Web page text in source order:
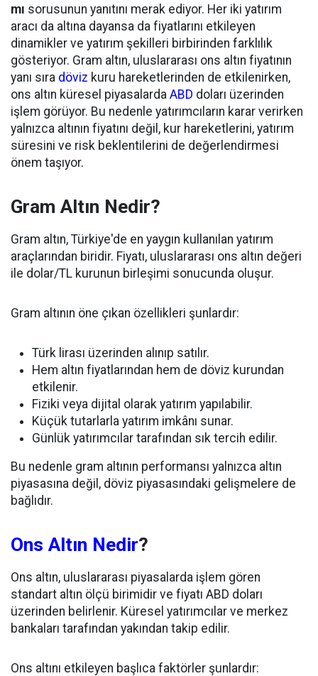
mı sorusunun yanıtını merak ediyor. Her iki yatırım
aracı da altına dayansa da fiyatlarını etkileyen
dinamikler ve yatırım şekilleri birbirinden farklılık
gösteriyor. Gram altın, uluslararası ons altın fiyatının
yanı sıra döviz kuru hareketlerinden de etkilenirken,
ons altın küresel piyasalarda ABD doları üzerinden
işlem görüyor. Bu nedenle yatırımcıların karar verirken
yalnızca altının fiyatını değil, kur hareketlerini, yatırım
süresini ve risk beklentilerini de değerlendirmesi
önem taşıyor.
Gram Altın Nedir?
Gram altın, Türkiye'de en yaygın kullanılan yatırım
araçlarından biridir. Fiyatı, uluslararası ons altın değeri
ile dolar/TL kurunun birleşimi sonucunda oluşur.
Gram altının öne çıkan özellikleri şunlardır:
Türk lirası üzerinden alınıp satılır.
Hem altın fiyatlarından hem de döviz kurundan
etkilenir.
Fiziki veya dijital olarak yatırım yapılabilir.
Küçük tutarlarla yatırım imkânı sunar.
Günlük yatırımcılar tarafından sık tercih edilir.
Bu nedenle gram altının performansı yalnızca altın
piyasasına değil, döviz piyasasındaki gelişmelere de
bağlıdır.
Ons Altın Nedir?
Ons altın, uluslararası piyasalarda işlem gören
standart altın ölçü birimidir ve fiyatı ABD doları
üzerinden belirlenir. Küresel yatırımcılar ve merkez
bankaları tarafından yakından takip edilir.
Ons altını etkileyen başlıca faktörler şunlardır: